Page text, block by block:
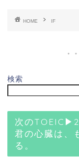
HOME IF
検索
次の
君の心臓は、
る。